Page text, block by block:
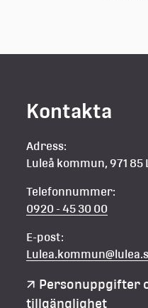
Kontakta
Adress:
Luleå kommun, 971 85
Telefonnummer:
0920 - 45 30 00
E-post:
Personuppgifter
tillgänglighet